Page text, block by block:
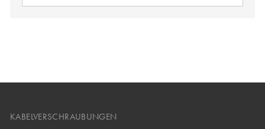
KABELVERSCHRAUBUNGEN